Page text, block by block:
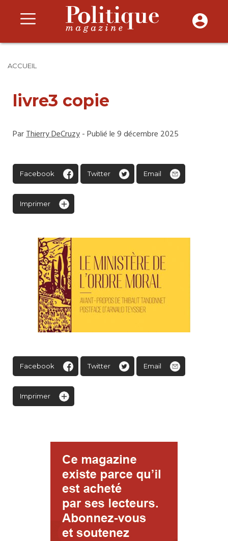
ACCUEIL
livre3 copie
ParThierry DeCruzy- Publié le 9 décembre 2025
Facebook Twitter Email
Imprimer
Facebook Twitter Email
Imprimer